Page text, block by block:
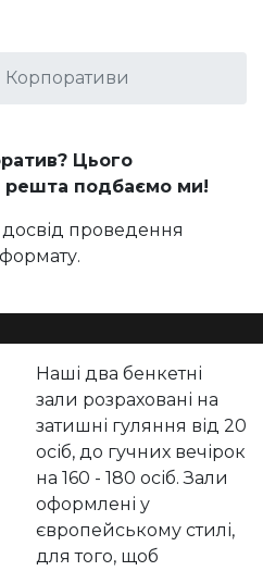
Корпоративи
Цього
решта подбаємо ми!
проведення
Наші два бенкетні
зали розраховані на
затишні гуляння від 20
осіб, до гучних вечірок
на 160 - 180 осіб. Зали
оформлені у
європейському стилі,
для того, щоб